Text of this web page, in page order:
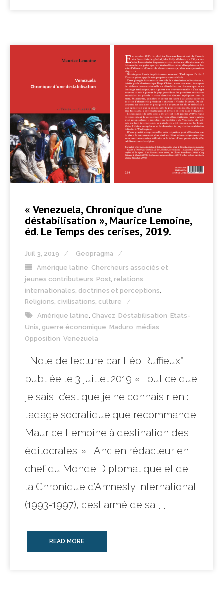
« Venezuela, Chronique d’une
déstabilisation », Maurice Lemoine,
éd. Le Temps des cerises, 2019.
Juil 3, 2019
Geopragma
Amérique latine Chercheurs associés et
jeunes contributeurs Post relations
internationales, doctrines et perceptions
Religions, civilisations, culture
Amérique latine Chavez Déstabilisation Etats-
Unis guerre économique Maduro médias
Opposition Venezuela
Note de lecture par Léo Ruffieux*,
publiée le 3 juillet 2019 « Tout ce que
je sais, c’est que je ne connais rien :
l’adage socratique que recommande
Maurice Lemoine à destination des
éditocrates. » Ancien rédacteur en
chef du Monde Diplomatique et de
la Chronique d’Amnesty International
(1993-1997), c’est armé de sa […]
READ MORE